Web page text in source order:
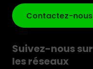
Contactez-nous
Suivez-nous sur
les réseaux